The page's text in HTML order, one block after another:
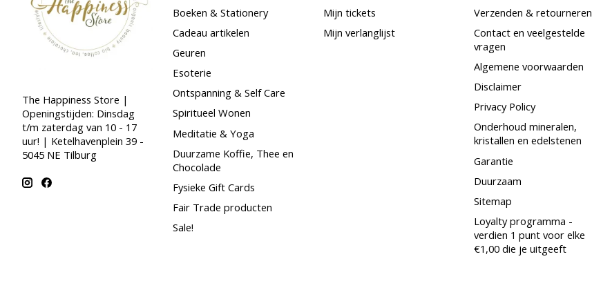
The Happiness Store |
Openingstijden: Dinsdag
t/m zaterdag van 10 - 17
uur! | Ketelhavenplein 39 -
5045 NE Tilburg
Boeken & Stationery
Cadeau artikelen
Geuren
Esoterie
Ontspanning & Self Care
Spiritueel Wonen
Meditatie & Yoga
Duurzame Koffie, Thee en
Chocolade
Fysieke Gift Cards
Fair Trade producten
Sale!
Mijn tickets
Mijn verlanglijst
Verzenden & retourneren
Contact en veelgestelde
vragen
Algemene voorwaarden
Disclaimer
Privacy Policy
Onderhoud mineralen,
kristallen en edelstenen
Garantie
Duurzaam
Sitemap
Loyalty programma -
verdien 1 punt voor elke
€1,00 die je uitgeeft